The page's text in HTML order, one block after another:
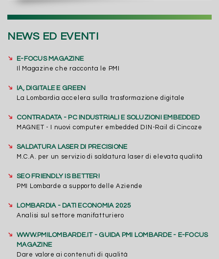
NEWS ED EVENTI
➔
E-FOCUS MAGAZINE
Il Magazine che racconta le PMI
➔
IA, DIGITALE E GREEN
La Lombardia accelera sulla trasformazione digitale
➔
CONTRADATA - PC INDUSTRIALI E SOLUZIONI EMBEDDED
MAGNET - I nuovi computer embedded DIN-Rail di Cincoze
➔
SALDATURA LASER DI PRECISIONE
M.C.A. per un servizio di saldatura laser di elevata qualità
➔
SEO FRIENDLY IS BETTER!
PMI Lombarde a supporto delle Aziende
➔
LOMBARDIA - DATI ECONOMIA 2025
Analisi sul settore manifatturiero
➔
WWW.PMILOMBARDE.IT - GUIDA PMI LOMBARDE - E-FOCUS
MAGAZINE
Dare valore ai contenuti di qualità